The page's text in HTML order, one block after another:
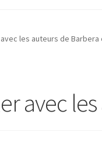
les auteurs de Barbera
avec